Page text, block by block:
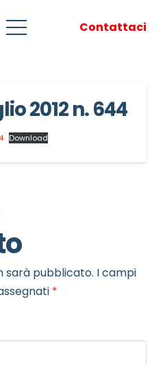
Contattaci
2012 n. 644
Download
sarà pubblicato. I campi
*